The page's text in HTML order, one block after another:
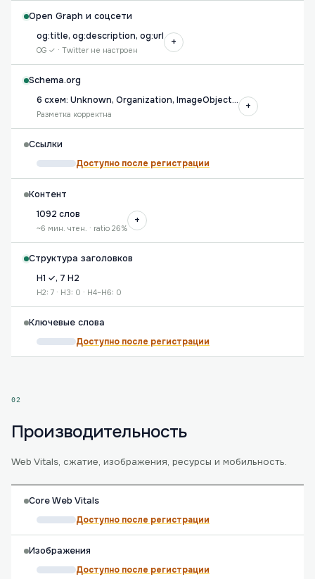
Open Graph и соцсети
og:title, og:description, og:url
OG ✓ · Twitter не настроен
+
Schema.org
6 схем: Unknown, Organization, ImageObject…
Разметка корректна
+
Ссылки
Доступно после регистрации
Контент
1092 слов
~6 мин. чтен. · ratio 26%
+
Структура заголовков
H1 ✓, 7 H2
H2: 7 · H3: 0 · H4–H6: 0
Ключевые слова
Доступно после регистрации
02
Производительность
Web Vitals, сжатие, изображения, ресурсы и мобильность.
Core Web Vitals
Доступно после регистрации
Изображения
Доступно после регистрации